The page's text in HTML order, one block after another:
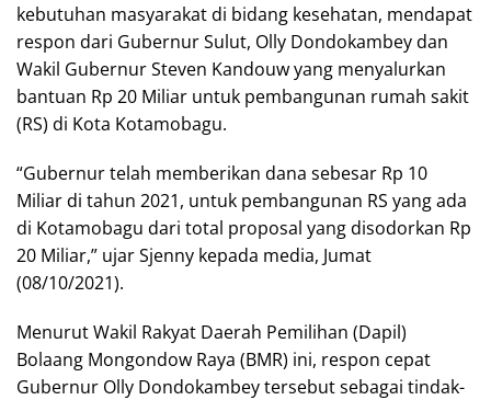
kebutuhan masyarakat di bidang kesehatan, mendapat
respon dari Gubernur Sulut, Olly Dondokambey dan
Wakil Gubernur Steven Kandouw yang menyalurkan
bantuan Rp 20 Miliar untuk pembangunan rumah sakit
(RS) di Kota Kotamobagu.
“Gubernur telah memberikan dana sebesar Rp 10
Miliar di tahun 2021, untuk pembangunan RS yang ada
di Kotamobagu dari total proposal yang disodorkan Rp
20 Miliar,” ujar Sjenny kepada media, Jumat
(08/10/2021).
Menurut Wakil Rakyat Daerah Pemilihan (Dapil)
Bolaang Mongondow Raya (BMR) ini, respon cepat
Gubernur Olly Dondokambey tersebut sebagai tindak-